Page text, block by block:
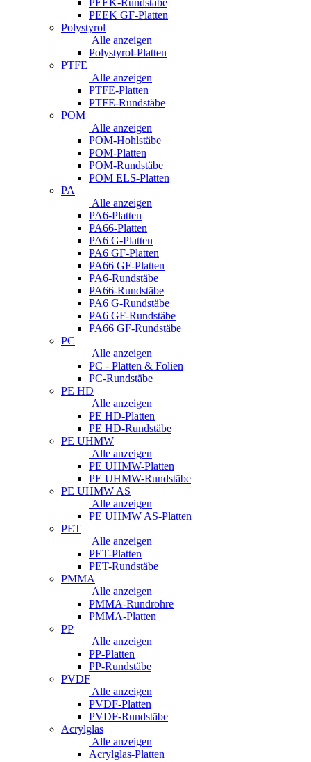
PEEK-Rundstäbe
PEEK GF-Platten
Polystyrol
Alle anzeigen
Polystyrol-Platten
PTFE
Alle anzeigen
PTFE-Platten
PTFE-Rundstäbe
POM
Alle anzeigen
POM-Hohlstäbe
POM-Platten
POM-Rundstäbe
POM ELS-Platten
PA
Alle anzeigen
PA6-Platten
PA66-Platten
PA6 G-Platten
PA6 GF-Platten
PA66 GF-Platten
PA6-Rundstäbe
PA66-Rundstäbe
PA6 G-Rundstäbe
PA6 GF-Rundstäbe
PA66 GF-Rundstäbe
PC
Alle anzeigen
PC - Platten & Folien
PC-Rundstäbe
PE HD
Alle anzeigen
PE HD-Platten
PE HD-Rundstäbe
PE UHMW
Alle anzeigen
PE UHMW-Platten
PE UHMW-Rundstäbe
PE UHMW AS
Alle anzeigen
PE UHMW AS-Platten
PET
Alle anzeigen
PET-Platten
PET-Rundstäbe
PMMA
Alle anzeigen
PMMA-Rundrohre
PMMA-Platten
PP
Alle anzeigen
PP-Platten
PP-Rundstäbe
PVDF
Alle anzeigen
PVDF-Platten
PVDF-Rundstäbe
Acrylglas
Alle anzeigen
Acrylglas-Platten